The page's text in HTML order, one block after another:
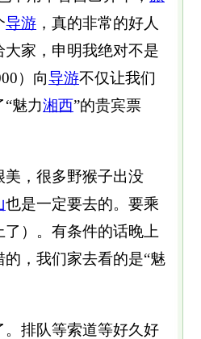
导游 ，真的非常的好人
家，申明我绝对不是
）向导游不仅让我们
魅力湘西”的贵宾票
美，很多野猴子出没
也是一定要去的。要乘
）。有条件的话晚上
，我们家去看的是“魅
排队等索道等好久好